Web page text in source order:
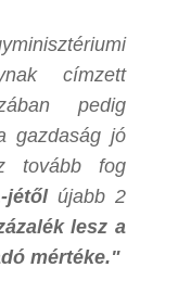
címzett
pedig
gazdaság jó
tovább fog
jétőlújabb 2
lesz a
mértéke."